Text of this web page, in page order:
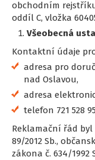
obchodním
oddíl C, vložka
Všeobecná
Kontaktní údaje
adresa pro
nad Oslavou,
adresa
telefon 721 528
Reklamační řád
89/2012 Sb.,
zákona č. 634/1992